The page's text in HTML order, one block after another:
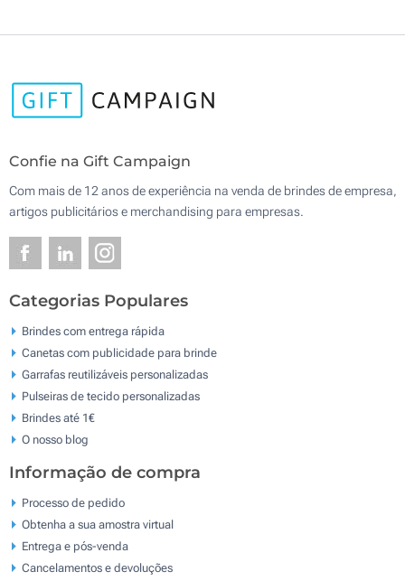
Confie na Gift Campaign
Com mais de 12 anos de experiência na venda de brindes de empresa,
artigos publicitários e merchandising para empresas.
Categorias Populares
Brindes com entrega rápida
Canetas com publicidade para brinde
Garrafas reutilizáveis personalizadas
Pulseiras de tecido personalizadas
Brindes até 1€
O nosso blog
Informação de compra
Processo de pedido
Obtenha a sua amostra virtual
Entrega e pós-venda
Cancelamentos e devoluções